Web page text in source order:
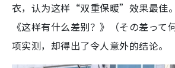
衣，认为这样“双重保暖”效果最佳
《这样有什么差别？》（その差って
项实测，却得出了令人意外的结论。